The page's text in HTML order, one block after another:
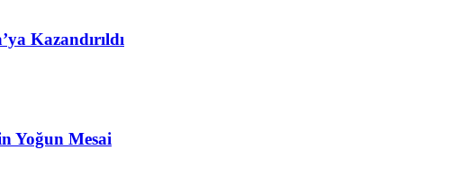
Kazandırıldı
Yoğun Mesai